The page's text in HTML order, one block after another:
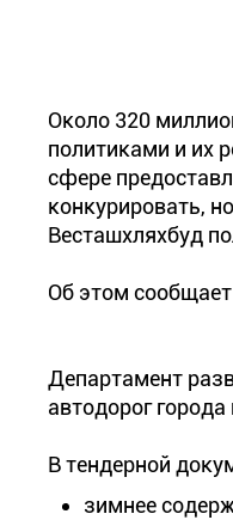
Около 320
политиками и их
сфере
конкурировать,
Весташхляхбуд
Об этом
Департамент
автодорог
В тендерной
зимнее